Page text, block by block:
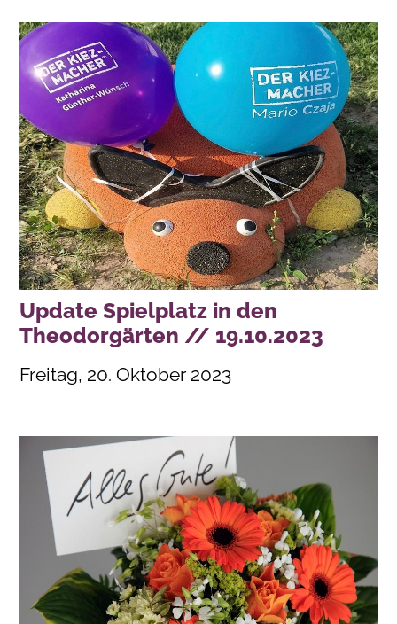
Update Spielplatz in den
Theodorgärten // 19.10.2023
Freitag, 20. Oktober 2023